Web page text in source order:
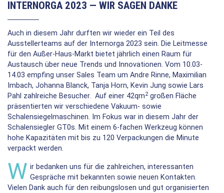
INTERNORGA 2023 — WIR SAGEN DANKE
Auch in diesem Jahr durften wir wieder ein Teil des
Ausstellerteams auf der Internorga 2023 sein. Die Leitmesse
für den Außer-Haus-Markt bietet jährlich einen Raum für
Austausch über neue Trends und Innovationen. Vom 10.03-
14.03 empfing unser Sales Team um Andre Rinne, Maximilian
Imbach, Johanna Blanck, Tanja Horn, Kevin Jung sowie Lars
Pahl zahlreiche Besucher. Auf einer 42qm2großen Fläche
präsentierten wir verschiedene Vakuum- sowie
Schalensiegelmaschinen. Im Fokus war in diesem Jahr der
Schalensiegler GT0s. Mit einem 6-fachen Werkzeug können
hohe Kapazitäten mit bis zu 120 Verpackungen die Minute
verpackt werden.
W ir bedanken uns für die zahlreichen, interessanten
Gespräche mit bekannten sowie neuen Kontakten.
Vielen Dank auch für den reibungslosen und gut organisierten